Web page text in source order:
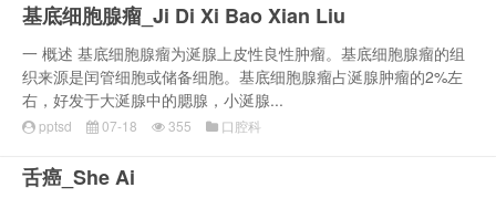
基底细胞腺瘤_Ji Di Xi Bao Xian Liu
一 概述 基底细胞腺瘤为涎腺上皮性良性肿瘤。基底细胞腺瘤的组
织来源是闰管细胞或储备细胞。基底细胞腺瘤占涎腺肿瘤的2%左
右，好发于大涎腺中的腮腺，小涎腺...
pptsd 07-18 355 口腔科
舌癌_She Ai